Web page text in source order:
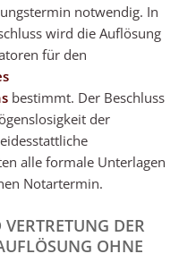
notwendig. In
wird die Auflösung
für den
bestimmt. Der Beschluss
der
alle formale Unterlagen
Notartermin.
DER
OHNE